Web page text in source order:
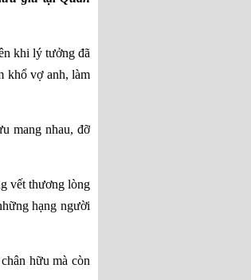
khi lý tưởng đã
khổ vợ anh, làm
mang nhau, đỡ
vết thương lòng
hạng người
hữu mà còn